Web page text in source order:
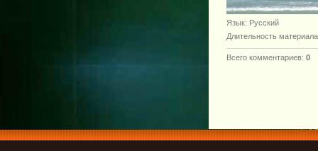
Язык: Русский
Длительность материала
Всего комментариев: 0